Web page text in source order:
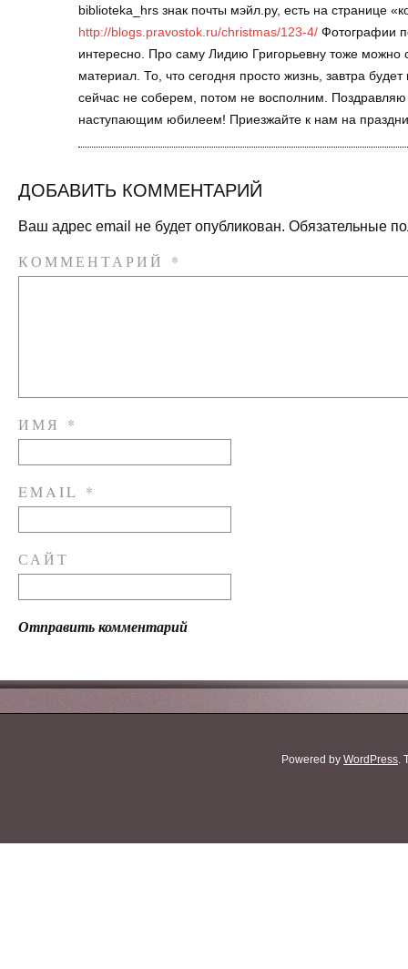
biblioteka_hrs знак почты мэйл.ру, есть на странице
http://blogs.pravostok.ru/christmas/123-4/ Фотографии
интересно. Про саму Лидию Григорьевну тоже можно
материал. То, что сегодня просто жизнь, завтра
сейчас не соберем, потом не восполним.
наступающим юбилеем! Приезжайте к нам на
ДОБАВИТЬ КОММЕНТАРИЙ
Ваш адрес email не будет опубликован. Обязательные
КОММЕНТАРИЙ *
ИМЯ *
EMAIL *
САЙТ
Powered by WordPress.